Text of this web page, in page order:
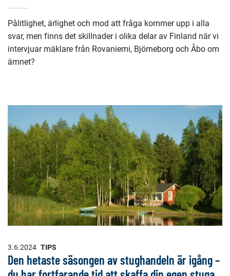
Pålitlighet, ärlighet och mod att fråga kommer upp i alla
svar, men finns det skillnader i olika delar av Finland när vi
intervjuar mäklare från Rovaniemi, Björneborg och Åbo om
ämnet?
3.6.2024 TIPS
Den hetaste säsongen av stughandeln är igång –